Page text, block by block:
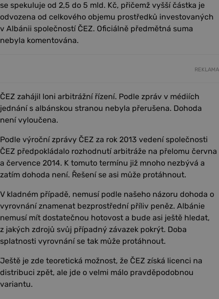
se spekuluje od 2,5 do 5 mld. Kč, přičemž vyšší částka je
odvozena od celkového objemu prostředků investovaných
v Albánii společností ČEZ. Oficiálně předmětná suma
nebyla komentována.
REKLAMA
ČEZ zahájil loni arbitrážní řízení. Podle zpráv v médiích
jednání s albánskou stranou nebyla přerušena. Dohoda
není vyloučena.
Podle výroční zprávy ČEZ za rok 2013 vedení společnosti
ČEZ předpokládalo rozhodnutí arbitráže na přelomu června
a července 2014. K tomuto termínu již mnoho nezbývá a
zatím dohoda není. Řešení se asi může protáhnout.
V kladném případě, nemusí podle našeho názoru dohoda o
vyrovnání znamenat bezprostřední příliv peněz. Albánie
nemusí mít dostatečnou hotovost a bude asi ještě hledat,
z jakých zdrojů svůj případný závazek pokrýt. Doba
splatnosti vyrovnání se tak může protáhnout.
Ještě je zde teoretická možnost, že ČEZ získá licenci na
distribuci zpět, ale jde o velmi málo pravděpodobnou
variantu.